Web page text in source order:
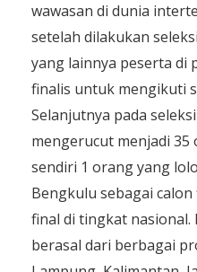
wawasan di dunia
setelah dilakukan
yang lainnya peserta di
finalis untuk mengikuti
Selanjutnya pada
mengerucut menjadi 35
sendiri 1 orang yang
Bengkulu sebagai
final di tingkat
berasal dari berbagai